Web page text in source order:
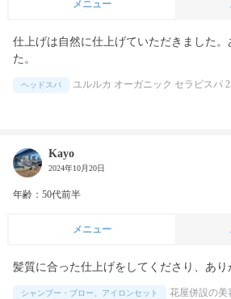
メニュー
仕上げは自然に仕上げていただきました
た。
ヘッドスパ ユルルカ オーガニック セラピスパ
Kayo
2024年10月20日
年齢：50代前半
メニュー
髪質に合った仕上げをしてくださり、あり
シャンプー・ブロー、アイロンセット
花屋併設の美